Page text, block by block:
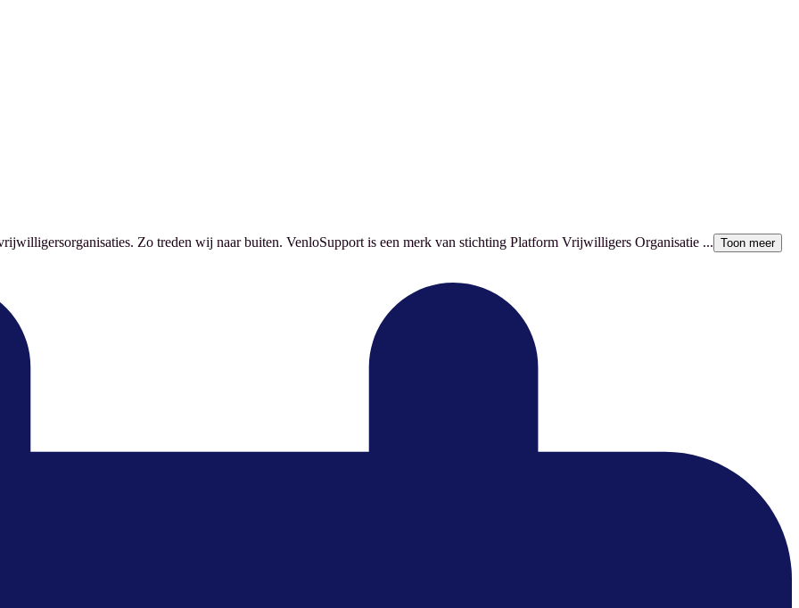
Zo treden wij naar buiten. VenloSupport is een merk van stichting Platform Vrijwilligers Organisatie ... Toon meer